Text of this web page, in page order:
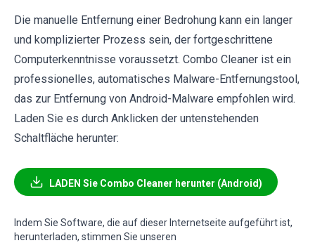
Die manuelle Entfernung einer Bedrohung kann ein langer
und komplizierter Prozess sein, der fortgeschrittene
Computerkenntnisse voraussetzt. Combo Cleaner ist ein
professionelles, automatisches Malware-Entfernungstool,
das zur Entfernung von Android-Malware empfohlen wird.
Laden Sie es durch Anklicken der untenstehenden
Schaltfläche herunter:
LADEN Sie Combo Cleaner herunter (Android)
Indem Sie Software, die auf dieser Internetseite aufgeführt ist,
herunterladen, stimmen Sie unseren